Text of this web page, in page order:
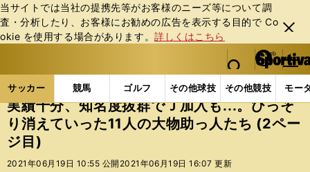
当サイトでは当社の提携先等がお客様のニーズ等について調
査・分析したり、お客様にお勧めの広告を表⽰する⽬的で Co
okie を使⽤する場合があります。詳しくはこちら
閉じ
る
web Sportiva (webスポルティーバ)
検索
マイペ
ー
ジ
メニュ
サッカー 競馬 ゴルフ その他球技 その他競技 モー
ス
ポ
ル
テ
ー
サッカーの記事一覧 Jリーグ他 Jリーグ 実績十
実績十分、知名度抜群でＪ加入も...。ひっそ
り消えていった11人の大物助っ人たち (2ペー
ジ目)
2021年06月19日 10:55 公開 2021年06月19日 16:07 更新